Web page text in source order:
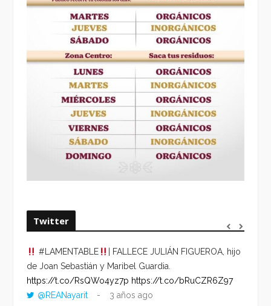
Twitter
#LAMENTABLE
| FALLECE JULIÁN FIGUEROA, hijo
de Joan Sebastián y Maribel Guardia.
https://t.co/RsQWo4yz7p https://t.co/bRuCZR6Z97
@REANayarit
3 años ago